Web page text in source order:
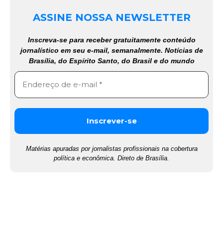
ASSINE NOSSA NEWSLETTER
Inscreva-se para receber gratuitamente conteúdo
jornalístico em seu e-mail, semanalmente. Notícias de
Brasília, do Espírito Santo, do Brasil e do mundo
Matérias apuradas por jornalistas profissionais na cobertura
política e econômica. Direto de Brasília.